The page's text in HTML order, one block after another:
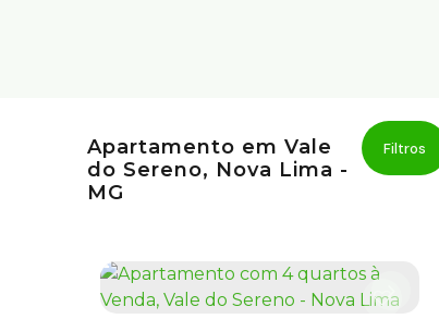
Apartamento em Vale
do Sereno, Nova Lima -
MG
Área do cliente
Sobre nós